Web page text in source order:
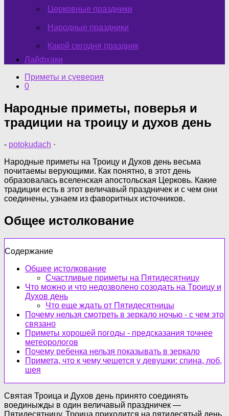
Церковные праздники
Народные праздники
Какой сегодня праздник
Лайфхаки
Приметы и суеверия
0
Народные приметы, поверья и
традиции на троицу и духов день
- potokudach ·
Народные приметы на Троицу и Духов день весьма
почитаемы верующими. Как понятно, в этот день
образовалась вселенская апостольская Церковь. Какие
традиции есть в этот величавый праздничек и с чем они
соединены, узнаем из фаворитных источников.
Общее истолкование
Содержание
Общее истолкование
Счастливые приметы на Пятидесятницу
Что можно и что недозволено созодать на Троицу и
Духов день
Что еще ждать от Пятидесятницы
Почему нельзя смотреть в зеркало ночью - с чем это
связано
Приметы хорошей погоды - предсказания точнее
метеорологов
Почему ребенка нельзя показывать в зеркало
Примета, что к чему чешется у девушки: спина, лоб,
шея
Святая Троица и Духов день принято соединять
воединыжды в один величавый праздничек —
Пятидесятницу. Троица приходится на пятидесятый день